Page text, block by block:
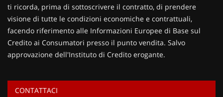
ti ricorda, prima di sottoscrivere il contratto, di prendere
visione di tutte le condizioni economiche e contrattuali,
facendo riferimento alle Informazioni Europee di Base sul
Credito ai Consumatori presso il punto vendita. Salvo
approvazione dell'Instituto di Credito erogante.
CONTATTACI